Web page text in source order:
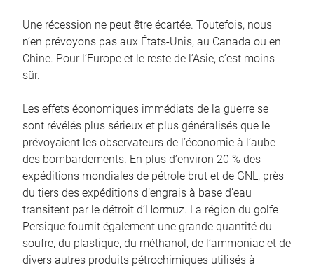
Une récession ne peut être écartée. Toutefois, nous
n’en prévoyons pas aux États‑Unis, au Canada ou en
Chine. Pour l’Europe et le reste de l’Asie, c’est moins
sûr.
Les effets économiques immédiats de la guerre se
sont révélés plus sérieux et plus généralisés que le
prévoyaient les observateurs de l’économie à l’aube
des bombardements. En plus d’environ 20 % des
expéditions mondiales de pétrole brut et de GNL, près
du tiers des expéditions d’engrais à base d’eau
transitent par le détroit d’Hormuz. La région du golfe
Persique fournit également une grande quantité du
soufre, du plastique, du méthanol, de l’ammoniac et de
divers autres produits pétrochimiques utilisés à